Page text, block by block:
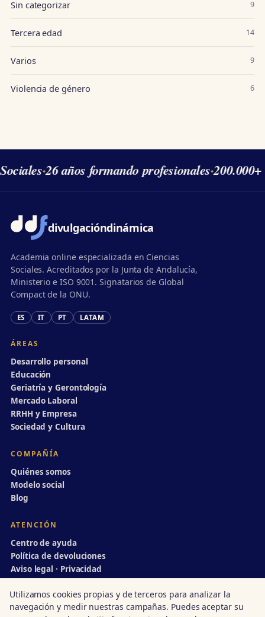
Sin categorizar 9
Tercera edad 14
Varios 9
Violencia de género 6
·26 años formando profesionales·200.000+
divulgacióndinámica
Academia online especializada en Ciencias
Sociales. Acreditados por la Junta de Andalucía,
Ministerio e ISO 9001. Signatarios de Global
Compact de la ONU.
ES IT PT LATAM
ÁREAS
Desarrollo personal
Educación
Geriatría y Gerontología
Mercado Laboral
RRHH y Empresa
Sociedad y Cultura
COMPAÑÍA
Quiénes somos
Modelo social
Blog
ATENCIÓN
Centro de ayuda
Política de devoluciones
Aviso legal · Privacidad
Utilizamos cookies propias y de terceros para analizar la
navegación y medir nuestras campañas. Puedes aceptar su